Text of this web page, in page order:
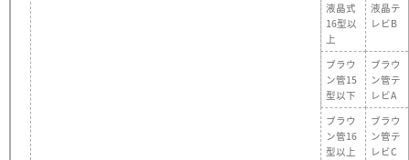
液晶式
16型以
上
液晶テ
レビB
ブラウ
ン管15
型以下
ブラウ
ン管テ
レビA
ブラウ
ン管16
型以上
ブラウ
ン管テ
レビC